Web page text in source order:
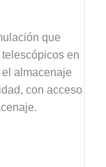
que
en
almacenaje
con acceso